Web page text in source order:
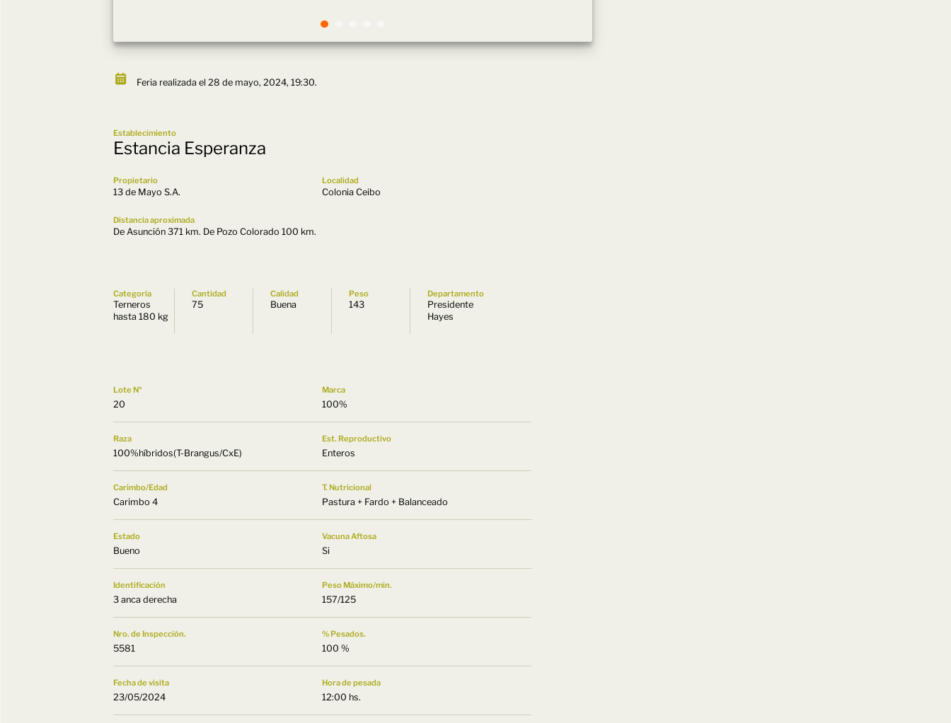
Feria realizada el 28 de mayo, 2024, 19:30.
Establecimiento
Estancia Esperanza
Propietario
13 de Mayo S.A.
Localidad
Colonia Ceibo
Distancia aproximada
De Asunción 371 km. De Pozo Colorado 100 km.
Categoría
Terneros
hasta 180 kg
Cantidad
75
Calidad
Buena
Peso
143
Departamento
Presidente
Hayes
Lote Nº
20
Marca
100%
Raza
100%híbridos(T-Brangus/CxE)
Est. Reproductivo
Enteros
Carimbo/Edad
Carimbo 4
T. Nutricional
Pastura + Fardo + Balanceado
Estado
Bueno
Vacuna Aftosa
Si
Identificación
3 anca derecha
Peso Máximo/min.
157/125
Nro. de Inspección.
5581
% Pesados.
100 %
Fecha de visita
23/05/2024
Hora de pesada
12:00 hs.